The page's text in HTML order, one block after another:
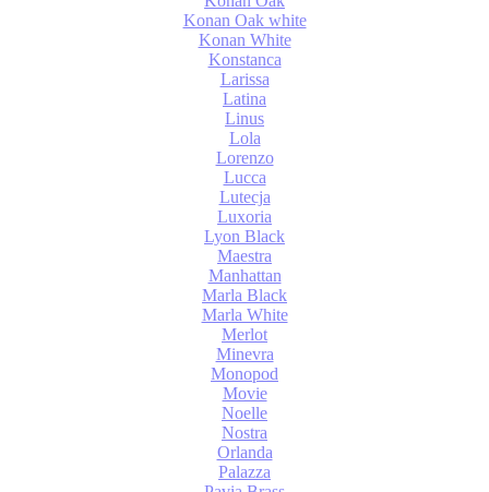
Konan Oak white
Konan White
Konstanca
Larissa
Latina
Linus
Lola
Lorenzo
Lucca
Lutecja
Luxoria
Lyon Black
Maestra
Manhattan
Marla Black
Marla White
Merlot
Minevra
Monopod
Movie
Noelle
Nostra
Orlanda
Palazza